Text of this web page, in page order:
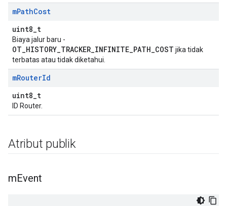
mPathCost
uint8_t
Biaya jalur baru -
OT_HISTORY_TRACKER_INFINITE_PATH_COST jika tidak
terbatas atau tidak diketahui.
mRouterId
uint8_t
ID Router.
Atribut publik
mEvent